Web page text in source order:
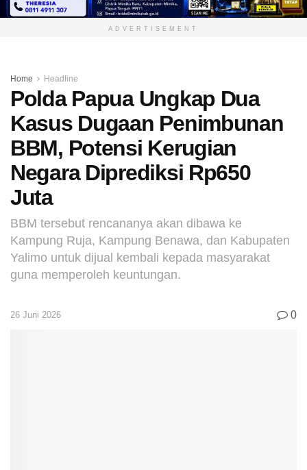
ADVERTISEMENT
Home Headline
Polda Papua Ungkap Dua
Kasus Dugaan Penimbunan
BBM, Potensi Kerugian
Negara Diprediksi Rp650
Juta
BBM tersebut rencananya akan dibawa ke
Kampung Ruja, Kampung Benawa, dan Kabupaten
Yalimo untuk dijual kembali kepada masyarakat
guna memperoleh keuntungan.
26 Juni 2026 0